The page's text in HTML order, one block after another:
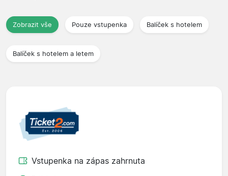
Zobrazit vše Pouze vstupenka Balíček s hotelem
Balíček s hotelem a letem
Vstupenka na zápas zahrnuta